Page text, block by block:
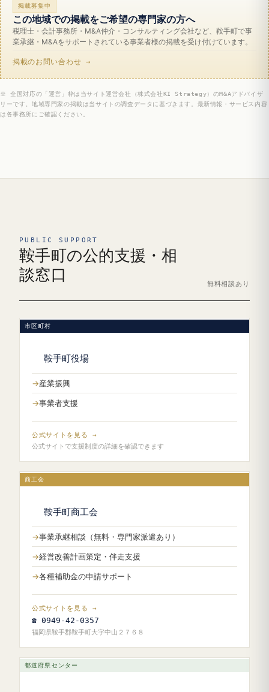
掲載募集中
この地域での掲載をご希望の専門家の方へ
税理士・会計事務所・M&A仲介・コンサルティング会社など、鞍手町で事
業承継・M&Aをサポートされている事業者様の掲載を受け付けています。
掲載のお問い合わせ →
※ 全国対応の「運営」枠は当サイト運営会社（株式会社KI Strategy）のM&Aアドバイザ
リーです。地域専門家の掲載は当サイトの調査データに基づきます。最新情報・サービス内容
は各事務所にご確認ください。
PUBLIC SUPPORT
鞍手町の公的支援・相
談窓口
無料相談あり
市区町村
鞍手町役場
産業振興
事業者支援
公式サイトを見る →
公式サイトで支援制度の詳細を確認できます
商工会
鞍手町商工会
事業承継相談（無料・専門家派遣あり）
経営改善計画策定・伴走支援
各種補助金の申請サポート
公式サイトを見る →
☎ 0949-42-0357
福岡県鞍手郡鞍手町大字中山２７６８
都道府県センター